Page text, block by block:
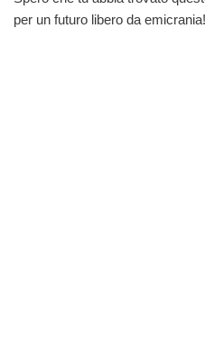
per un futuro libero da emicrania!